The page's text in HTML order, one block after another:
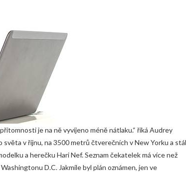
je na ně vyvíjeno méně nátlaku.“ říká Audrey
v říjnu, na 3500 metrů čtverečních v New Yorku a
a herečku Hari Nef. Seznam čekatelek má více než
D.C. Jakmile byl plán oznámen, jen ve